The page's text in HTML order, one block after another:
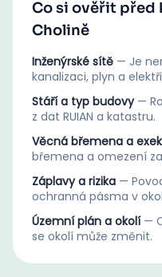
Co si ověřit
Cholině
Inženýrské sítě — Je
kanalizaci, plyn a
Stáří a typ budovy —
z dat RUIAN a katastru.
Věcná břemena a
břemena a omezení
Záplavy a rizika —
ochranná pásma v
Územní plán a okolí —
se okolí může změnit.